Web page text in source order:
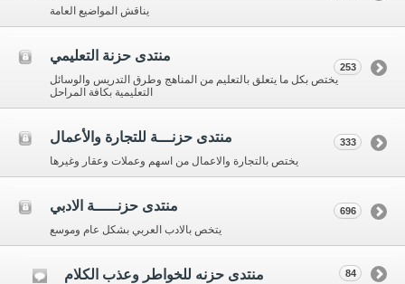
يناقش المواضيع العامة
منتدى حزنة التعليمي
يختص بكل ما يتعلق بالتعليم من المناهج وطرق التدريس والوسائل
التعليمية بكافة المراحل
253
منتدى حزنـــة للتجارة والأعمال
يختص بالتجارة والاعمال من اسهم وعملات وعقار وغيرها
333
منتدى حزنـــــة الادبي
يتخص بالادب العربي بشكل عام وموسع
696
منتدى حزنه للخواطر وعذب الكلام 84